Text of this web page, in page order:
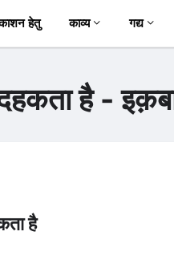
हेतु काव्य गद्य
है -
है